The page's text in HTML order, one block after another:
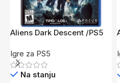
Aliens Dark Descent /PS5
Igre za PS5
Na stanju